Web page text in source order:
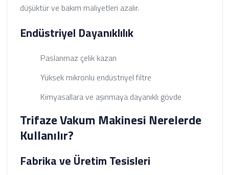
düşüktür ve bakım maliyetleri azalır.
Endüstriyel Dayanıklılık
Paslanmaz çelik kazan
Yüksek mikronlu endüstriyel filtre
Kimyasallara ve aşınmaya dayanıklı gövde
Trifaze Vakum Makinesi Nerelerde
Kullanılır?
Fabrika ve Üretim Tesisleri